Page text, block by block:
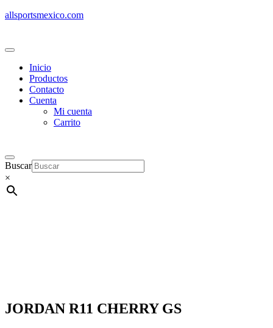
allsportsmexico.com
Inicio
Productos
Contacto
Cuenta
Mi cuenta
Carrito
Buscar
×
JORDAN R11 CHERRY GS